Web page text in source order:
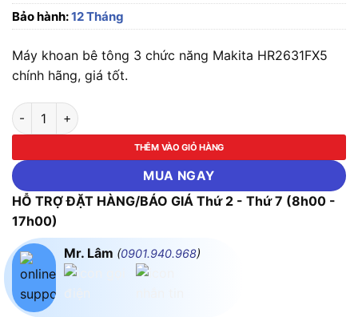
Bảo hành:12 Tháng
Máy khoan bê tông 3 chức năng Makita HR2631FX5
chính hãng, giá tốt.
Máy khoan bê tông 3 chức năng Makita HR2631FX5 số lượng
THÊM VÀO GIỎ HÀNG
MUA NGAY
HỖ TRỢ ĐẶT HÀNG/BÁO GIÁ Thứ 2 - Thứ 7 (8h00 -
17h00)
Mr. Lâm (0901.940.968)